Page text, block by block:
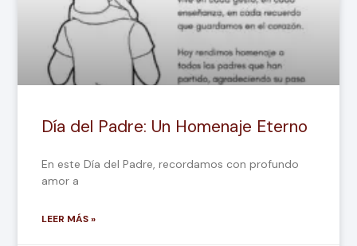
Día del Padre: Un Homenaje Eterno
En este Día del Padre, recordamos con profundo
amor a
LEER MÁS »